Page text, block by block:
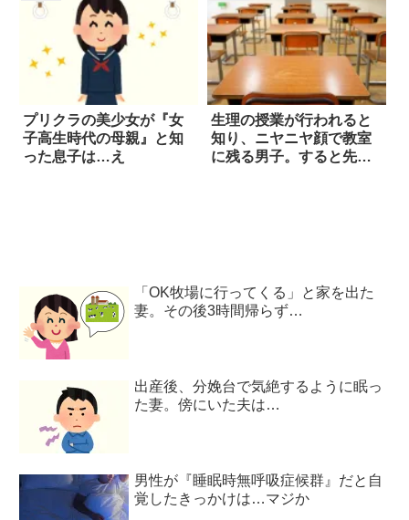
プリクラの美少女が『女
子高生時代の母親』と知
った息子は…え
生理の授業が行われると
知り、ニヤニヤ顔で教室
に残る男子。すると先生
「OK牧場に行ってくる」と家を出た
妻。その後3時間帰らず…
出産後、分娩台で気絶するように眠っ
た妻。傍にいた夫は…
男性が『睡眠時無呼吸症候群』だと自
覚したきっかけは…マジか